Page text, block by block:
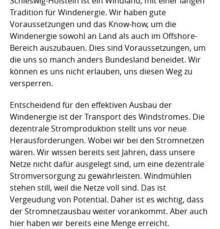
Tradition für Windenergie. Wir haben gute
Voraussetzungen und das Know-how, um die
Windenergie sowohl an Land als auch im Offshore-
Bereich auszubauen. Dies sind Voraussetzungen, um
die uns so manch anders Bundesland beneidet. Wir
können es uns nicht erlauben, uns diesen Weg zu
versperren.
Entscheidend für den effektiven Ausbau der
Windenergie ist der Transport des Windstromes. Die
dezentrale Stromproduktion stellt uns vor neue
Herausforderungen. Wobei wir bei den Stromnetzen
wären. Wir wissen bereits seit Jahren, dass unsere
Netze nicht dafür ausgelegt sind, um eine dezentrale
Stromversorgung zu gewährleisten. Windmühlen
stehen still, weil die Netze voll sind. Das ist
Vergeudung von Potential. Daher ist es wichtig, dass
der Stromnetzausbau weiter vorankommt. Aber auch
hier haben wir bereits eine Menge erreicht.